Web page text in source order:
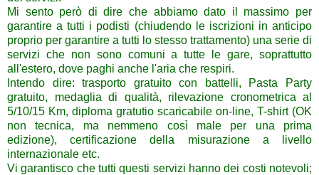
Mi sento però di dire che abbiamo dato il massimo per
garantire a tutti i podisti (chiudendo le iscrizioni in anticipo
proprio per garantire a tutti lo stesso trattamento) una serie di
servizi che non sono comuni a tutte le gare, soprattutto
all'estero, dove paghi anche l'aria che respiri.
Intendo dire: trasporto gratuito con battelli, Pasta Party
gratuito, medaglia di qualità, rilevazione cronometrica al
5/10/15 Km, diploma gratutio scaricabile on-line, T-shirt (OK
non tecnica, ma nemmeno così male per una prima
edizione), certificazione della misurazione a livello
internazionale etc.
Vi garantisco che tutti questi servizi hanno dei costi notevoli;